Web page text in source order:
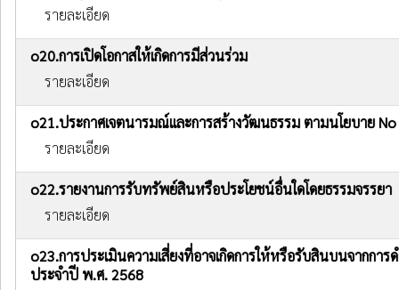
รายละเอียด
o20.การเปิดโอกาสให้เกิดการมีส่วนร่วม
รายละเอียด
o21.ประกาศเจตนารมณ์และการสร้างวัฒนธรรม ตามนโยบาย
รายละเอียด
o22.รายงานการรับทรัพย์สินหรือประโยชน์อื่นใดโดยธรรมจรรยา
รายละเอียด
o23.การประเมินความเสี่ยงที่อาจเกิดการให้หรือรับสินบนจากกา
ประจำปี พ.ศ. 2568